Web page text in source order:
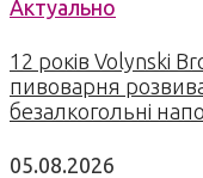
Актуально
12 років Volynski
пивоварня
безалкогольні
05.08.2026